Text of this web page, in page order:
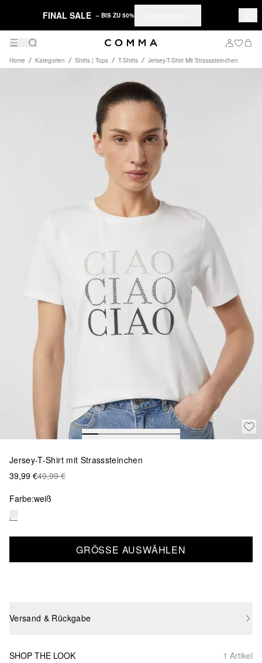
FINAL SALE – BIS ZU 50%
Home Kategorien Shirts | Tops T-Shirts Jersey-T-Shirt Mit Strasssteinchen
Jersey-T-Shirt mit Strasssteinchen
39,99 €49,99 €
Farbe:weiß
GRÖSSE AUSWÄHLEN
Versand & Rückgabe
SHOP THE LOOK 1 Artikel